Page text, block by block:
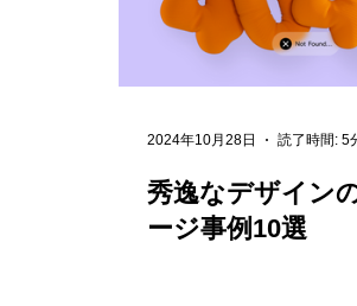
秀逸なデザイン
ージ事例10選
2024年10月28日 読了時間: 5